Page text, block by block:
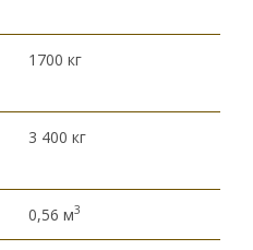
1700 кг
3 400 кг
0,56 м3